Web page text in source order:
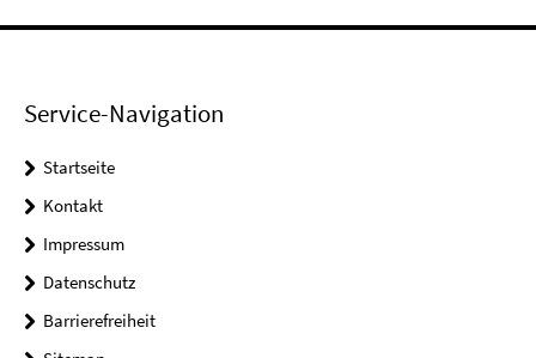
Service-Navigation
Startseite
Kontakt
Impressum
Datenschutz
Barrierefreiheit